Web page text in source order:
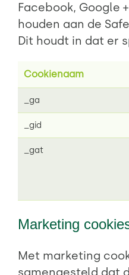
Facebook, Google
houden aan de
Dit houdt in dat er
Cookienaam
_ga
_gid
_gat
Marketing
Met marketing